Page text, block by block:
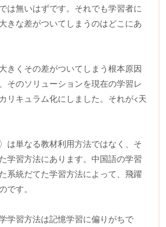
は無いはずです。それでも学習者に
きな差がついてしまうのはどこにあ
きくその差がついてしまう根本原因
そのソリューションを現在の学習レ
リキュラム化にしました。それが<天
は単なる教材利用方法ではなく、そ
学習方法にあります。中国語の学習
系統だてた学習方法によって、飛躍
です。
学習方法は記憶学習に偏りがちで